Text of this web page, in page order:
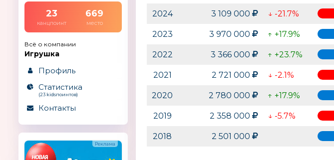
23
канцпоинт
669
место
Всё о компании
Игрушка
Профиль
Статистика
(23 kidsпоинтов)
Контакты
2024 3 109 000 ↓ -21.7%
2023 3 970 000 ↑ +17.9%
2022 3 366 000 ↑ +23.7%
2021 2 721 000 ↓ -2.1%
2020 2 780 000 ↑ +17.9%
2019 2 358 000 ↓ -5.7%
2018 2 501 000